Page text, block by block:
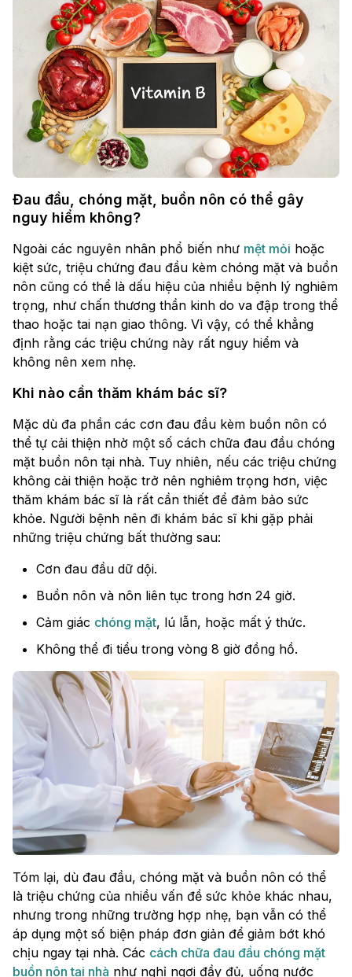
Đau đầu, chóng mặt, buồn nôn có thể gây
nguy hiểm không?
Ngoài các nguyên nhân phổ biến như mệt mỏi hoặc
kiệt sức, triệu chứng đau đầu kèm chóng mặt và buồn
nôn cũng có thể là dấu hiệu của nhiều bệnh lý nghiêm
trọng, như chấn thương thần kinh do va đập trong thể
thao hoặc tai nạn giao thông. Vì vậy, có thể khẳng
định rằng các triệu chứng này rất nguy hiểm và
không nên xem nhẹ.
Khi nào cần thăm khám bác sĩ?
Mặc dù đa phần các cơn đau đầu kèm buồn nôn có
thể tự cải thiện nhờ một số cách chữa đau đầu chóng
mặt buồn nôn tại nhà. Tuy nhiên, nếu các triệu chứng
không cải thiện hoặc trở nên nghiêm trọng hơn, việc
thăm khám bác sĩ là rất cần thiết để đảm bảo sức
khỏe. Người bệnh nên đi khám bác sĩ khi gặp phải
những triệu chứng bất thường sau:
Cơn đau đầu dữ dội.
Buồn nôn và nôn liên tục trong hơn 24 giờ.
Cảm giác chóng mặt, lú lẫn, hoặc mất ý thức.
Không thể đi tiểu trong vòng 8 giờ đồng hồ.
Tóm lại, dù đau đầu, chóng mặt và buồn nôn có thể
là triệu chứng của nhiều vấn đề sức khỏe khác nhau,
nhưng trong những trường hợp nhẹ, bạn vẫn có thể
áp dụng một số biện pháp đơn giản để giảm bớt khó
chịu ngay tại nhà. Các cách chữa đau đầu chóng mặt
buồn nôn tại nhà như nghỉ ngơi đầy đủ, uống nước